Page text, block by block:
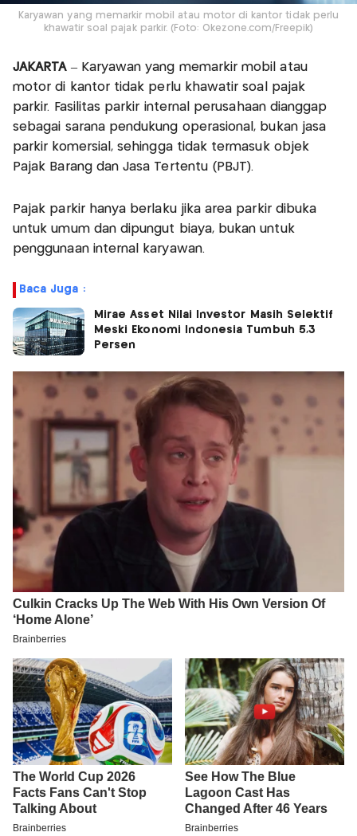
Karyawan yang memarkir mobil atau motor di kantor tidak perlu
khawatir soal pajak parkir. (Foto: Okezone.com/Freepik)
JAKARTA– Karyawan yang memarkir mobil atau
motor di kantor tidak perlu khawatir soal pajak
parkir. Fasilitas parkir internal perusahaan dianggap
sebagai sarana pendukung operasional, bukan jasa
parkir komersial, sehingga tidak termasuk objek
Pajak Barang dan Jasa Tertentu (PBJT).
Pajak parkir hanya berlaku jika area parkir dibuka
untuk umum dan dipungut biaya, bukan untuk
penggunaan internal karyawan.
Baca Juga :
Mirae Asset Nilai Investor Masih Selektif
Meski Ekonomi Indonesia Tumbuh 5,3
Persen